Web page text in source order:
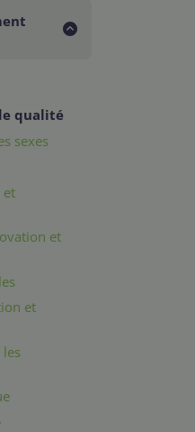
qualité
sexes
et
et
et